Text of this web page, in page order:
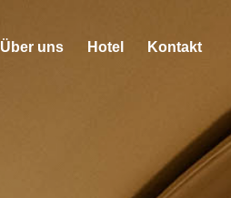
Über uns Hotel Kontakt